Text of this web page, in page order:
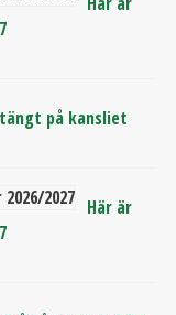
på kansliet
Här är